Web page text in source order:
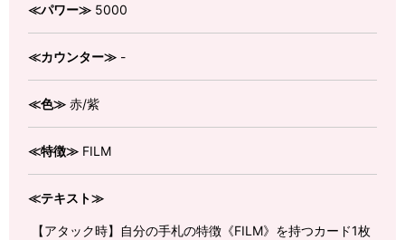
≪パワー≫ 5000
≪カウンター≫ -
≪色≫ 赤/紫
≪特徴≫ FILM
≪テキスト≫
【アタック時】自分の手札の特徴《FILM》を持つカード1枚